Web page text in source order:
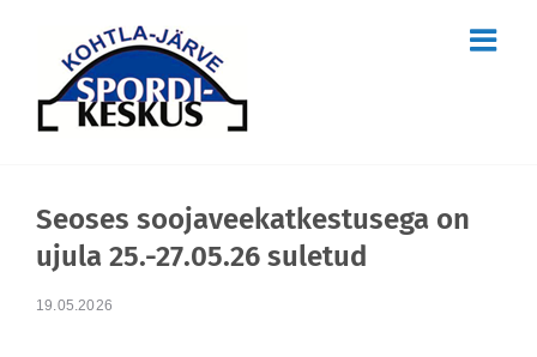
Seoses soojaveekatkestusega on
ujula 25.-27.05.26 suletud
19.05.2026